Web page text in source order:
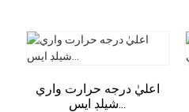
اعليٰ درجه حرارت واري
شيلڊ ايس...